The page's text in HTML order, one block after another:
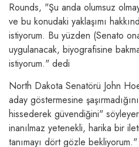
Rounds, "Şu anda olumsuz
ve bu konudaki yaklaşımı
istiyorum. Bu yüzden (Senato
uygulanacak, biyografisine
istiyorum." dedi
North Dakota Senatörü John
aday göstermesine
hissederek güvendiğini"
inanılmaz yetenekli, harika bir
tanımayı dört gözle